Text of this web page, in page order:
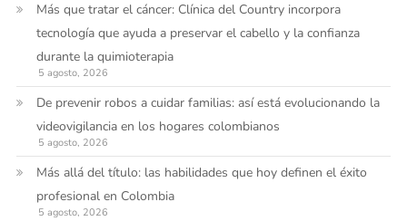
Más que tratar el cáncer: Clínica del Country incorpora
tecnología que ayuda a preservar el cabello y la confianza
durante la quimioterapia
5 agosto, 2026
De prevenir robos a cuidar familias: así está evolucionando la
videovigilancia en los hogares colombianos
5 agosto, 2026
Más allá del título: las habilidades que hoy definen el éxito
profesional en Colombia
5 agosto, 2026